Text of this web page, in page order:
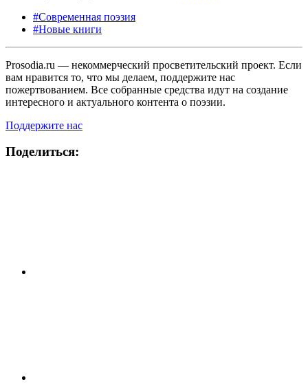
#Современная поэзия
#Новые книги
Prosodia.ru — некоммерческий просветительский проект. Если
вам нравится то, что мы делаем, поддержите нас
пожертвованием. Все собранные средства идут на создание
интересного и актуального контента о поэзии.
Поддержите нас
Поделиться: